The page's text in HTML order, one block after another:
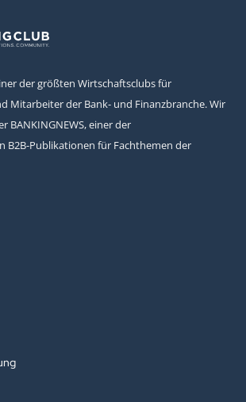
der größten Wirtschaftsclubs für
Mitarbeiter der Bank- und Finanzbranche. Wir
BANKINGNEWS, einer der
B2B-Publikationen für Fachthemen der